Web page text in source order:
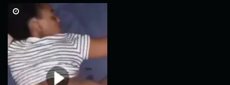
Watch Later